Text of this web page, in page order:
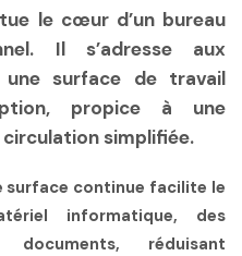
le cœur d’un bureau
Il s’adresse aux
une surface de travail
propice à une
simplifiée.
surface continue facilite le
informatique, des
réduisant